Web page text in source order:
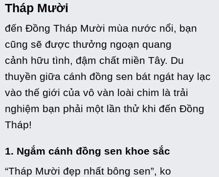
Tháp Mười
đến Đồng Tháp Mười mùa nước nổi, bạn
cũng sẽ được thưởng ngoạn quang
cảnh hữu tình, đậm chất miền Tây. Du
thuyền giữa cánh đồng sen bát ngát hay lạc
vào thế giới của vô vàn loài chim là trải
nghiệm bạn phải một lần thử khi đến Đồng
Tháp!
1. Ngắm cánh đồng sen khoe sắc
“Tháp Mười đẹp nhất bông sen”, ko